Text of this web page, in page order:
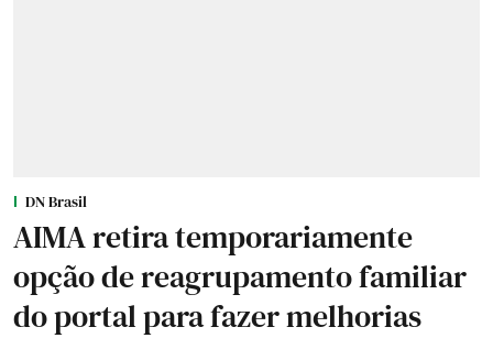
DN Brasil
AIMA retira temporariamente
opção de reagrupamento familiar
do portal para fazer melhorias